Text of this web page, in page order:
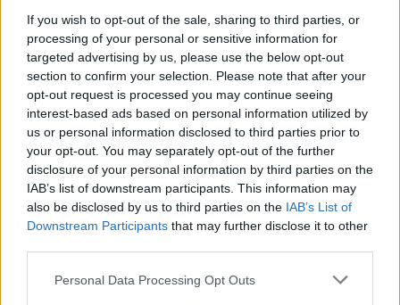
If you wish to opt-out of the sale, sharing to third parties, or
processing of your personal or sensitive information for
targeted advertising by us, please use the below opt-out
section to confirm your selection. Please note that after your
opt-out request is processed you may continue seeing
interest-based ads based on personal information utilized by
us or personal information disclosed to third parties prior to
your opt-out. You may separately opt-out of the further
disclosure of your personal information by third parties on the
IAB’s list of downstream participants. This information may
also be disclosed by us to third parties on the IAB’s List of
Downstream Participants that may further disclose it to other
Please note that this website/app uses one or more Google
Personal Data Processing Opt Outs
alighanem új rekord a drágulásban, hisz múlt héten
csütörtökön, még "csupán" 2,2 milliárdba került a
felújítás.- Az új rekord a napi 100 milliós drágulás.